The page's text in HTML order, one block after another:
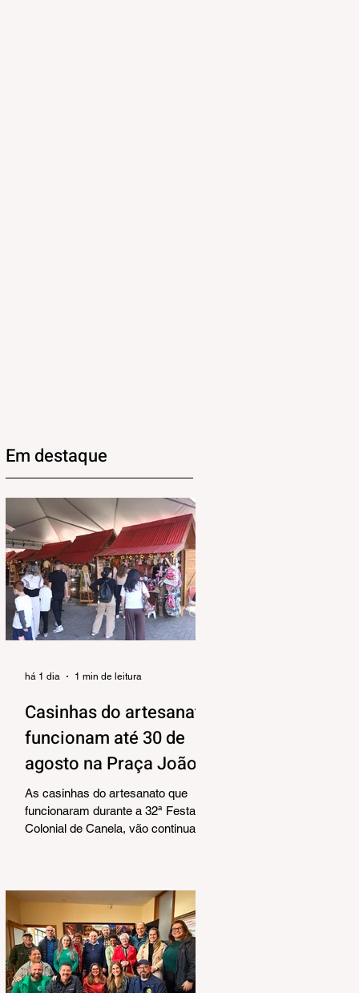
Em destaque
Casinhas do artesanato
funcionam até 30 de
agosto na Praça João
Corrêa
As casinhas do artesanato que
funcionaram durante a 32ª Festa
Colonial de Canela, vão continuar
Secretaria Municipal de Turismo e
Cultura, a pedido dos próprios
artesãos, a estrutura seguirá
montada para aproveitar a
movimentação da cidade durante a
Temporada de Inverno, que também
há 1 dia 1 min de leitura